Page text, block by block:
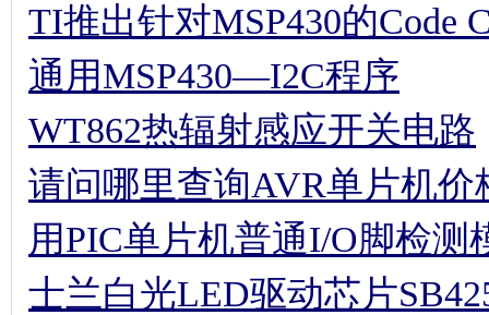
TI推出针对MSP430的Code
通用MSP430—I2C程序
WT862热辐射感应开关电路
请问哪里查询AVR单片机
用PIC单片机普通I/O脚检测
士兰白光LED驱动芯片